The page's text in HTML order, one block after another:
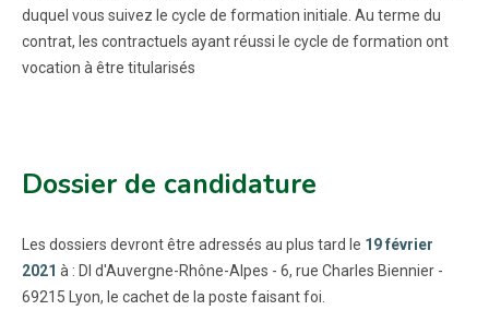
duquel vous suivez le cycle de formation initiale. Au terme du
contrat, les contractuels ayant réussi le cycle de formation ont
vocation à être titularisés
Dossier de candidature
Les dossiers devront être adressés au plus tard le 19 février
2021 à : DI d'Auvergne-Rhône-Alpes - 6, rue Charles Biennier -
69215 Lyon, le cachet de la poste faisant foi.